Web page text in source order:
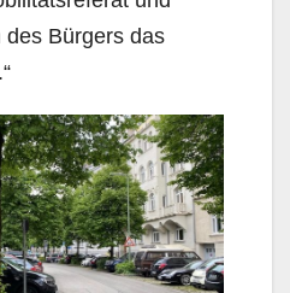
des Bürgers das